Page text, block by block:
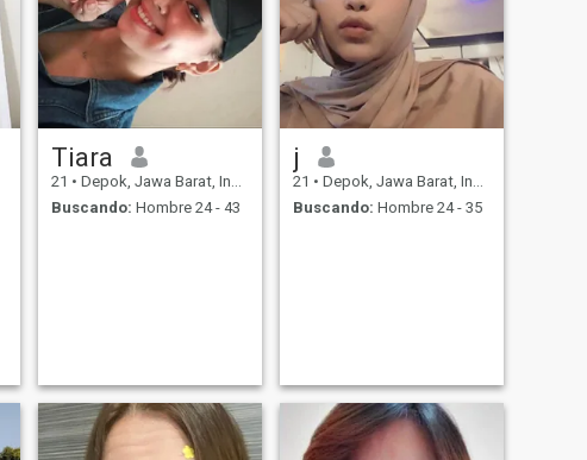
Tiara
21 • Depok, Jawa Barat, Indonesia
Buscando: Hombre 24 - 43
j
21 • Depok, Jawa Barat, Indonesia
Buscando: Hombre 24 - 35